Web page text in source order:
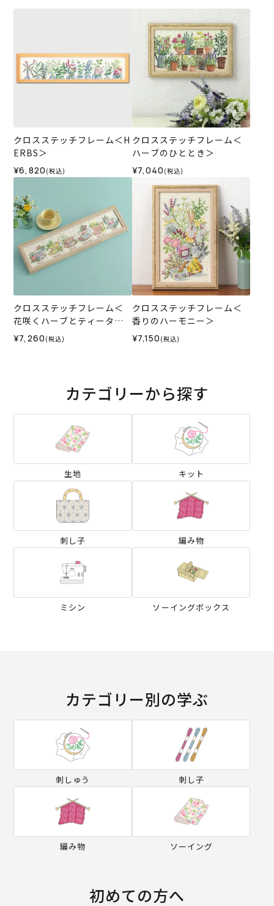
クロスステッチフレーム＜H
ERBS＞
¥6,820 (税込)
クロスステッチフレーム＜
ハーブのひととき＞
¥7,040 (税込)
クロスステッチフレーム＜
花咲くハーブとティータイ
ム＞
¥7,260 (税込)
クロスステッチフレーム＜
香りのハーモニー＞
¥7,150 (税込)
カテゴリーから探す
生地 キット
刺し子 編み物
ミシン ソーイングボックス
カテゴリー別の学ぶ
刺しゅう 刺し子
編み物 ソーイング
初めての方へ